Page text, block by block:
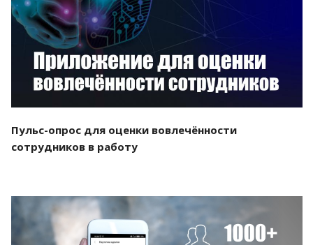
Смотреть проект
Пульс-опрос для оценки вовлечённости
сотрудников в работу